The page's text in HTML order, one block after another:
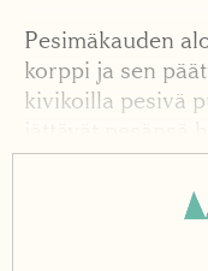
Pesimäkauden
korppi ja sen
kivikoilla pesivä
Tiedot
keskusmuseon
vuosikirjan 2021